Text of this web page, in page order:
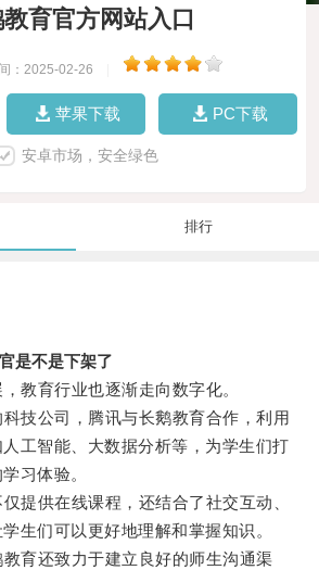
育官方网站入口
：2025-02-26
苹果下载 PC下载
安卓市场，安全绿色
排行
是不是下架了
育行业也逐渐走向数字化。
公司，腾讯与长鹅教育合作，利用
工智能、大数据分析等，为学生们打
习体验。
供在线课程，还结合了社交互动、
生们可以更好地理解和掌握知识。
还致力于建立良好的师生沟通渠